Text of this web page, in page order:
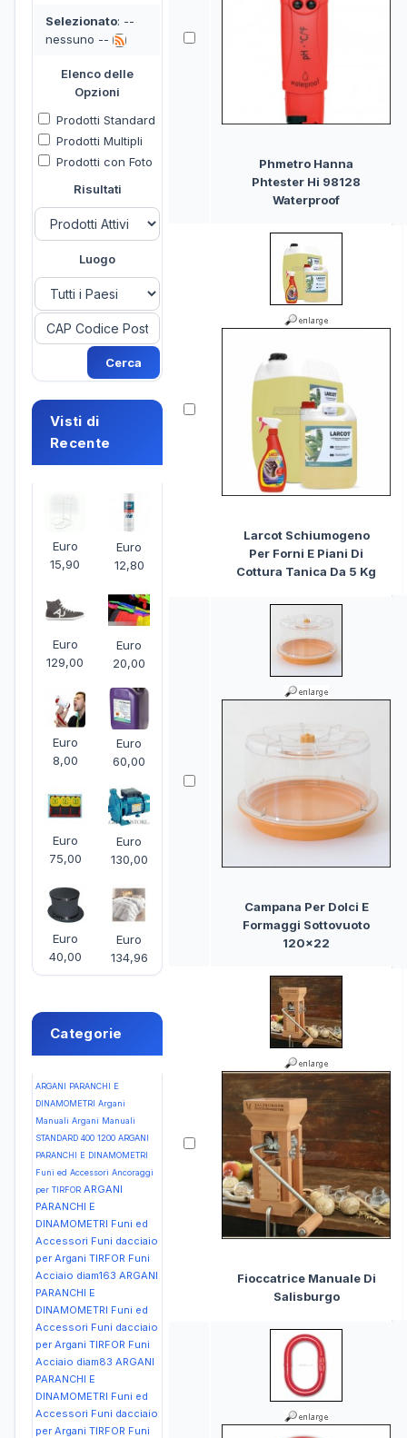
Selezionato: --
nessuno --
Elenco delle
Opzioni
Prodotti Standard
Prodotti Multipli
Prodotti con Foto
Risultati
Luogo
Visti di
Recente
Euro
15,90
Euro
12,80
Euro
129,00
Euro
20,00
Euro
8,00
Euro
60,00
Euro
75,00
Euro
130,00
Euro
40,00
Euro
134,96
Categorie
ARGANI PARANCHI E
DINAMOMETRI Argani
Manuali Argani Manuali
STANDARD 400 1200 ARGANI
PARANCHI E DINAMOMETRI
Funi ed Accessori Ancoraggi
per TIRFOR ARGANI
PARANCHI E
DINAMOMETRI Funi ed
Accessori Funi dacciaio
per Argani TIRFOR Funi
Acciaio diam163 ARGANI
PARANCHI E
DINAMOMETRI Funi ed
Accessori Funi dacciaio
per Argani TIRFOR Funi
Acciaio diam83 ARGANI
PARANCHI E
DINAMOMETRI Funi ed
Accessori Funi dacciaio
per Argani TIRFOR Funi
Phmetro Hanna
Phtester Hi 98128
Waterproof
Larcot Schiumogeno
Per Forni E Piani Di
Cottura Tanica Da 5 Kg
Campana Per Dolci E
Formaggi Sottovuoto
120x22
Fioccatrice Manuale Di
Salisburgo